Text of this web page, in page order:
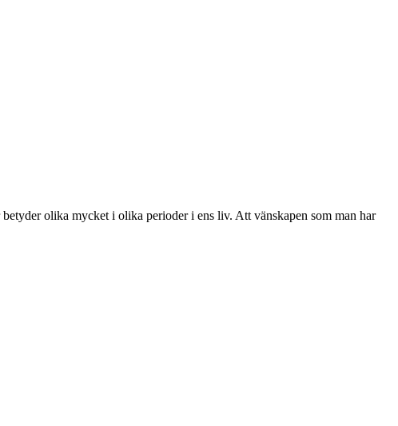
olika mycket i olika perioder i ens liv. Att vänskapen som man har